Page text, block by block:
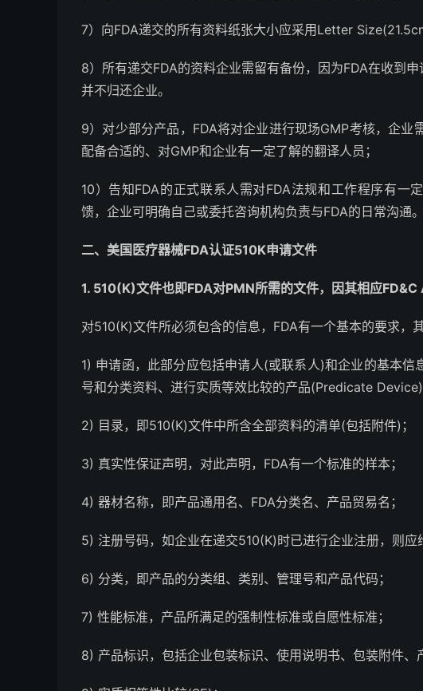
7）向FDA递交的所有资料纸张大小应采用Letter
8）所有递交FDA的资料企业需留有备份，因为FDA在收到
并不归还企业。
9）对少部分产品，FDA将对企业进行现场GMP考核，企业
配备合适的、对GMP和企业有一定了解的翻译人员；
10）告知FDA的正式联系人需对FDA法规和工作程序有一
馈，企业可明确自己或委托咨询机构负责与FDA的日常沟通。
二、美国医疗器械FDA认证510K申请文件
1. 510(K)文件也即FDA对PMN所需的文件，因其相应
对510(K)文件所必须包含的信息，FDA有一个基本的要求，
1) 申请函，此部分应包括申请人(或联系人)和企业的基本
号和分类资料、进行实质等效比较的产品(Predicate Device)
2) 目录，即510(K)文件中所含全部资料的清单(包括附件)；
3) 真实性保证声明，对此声明，FDA有一个标准的样本；
4) 器材名称，即产品通用名、FDA分类名、产品贸易名；
5) 注册号码，如企业在递交510(K)时已进行企业注册，则应
6) 分类，即产品的分类组、类别、管理号和产品代码；
7) 性能标准，产品所满足的强制性标准或自愿性标准；
8) 产品标识，包括企业包装标识、使用说明书、包装附件、